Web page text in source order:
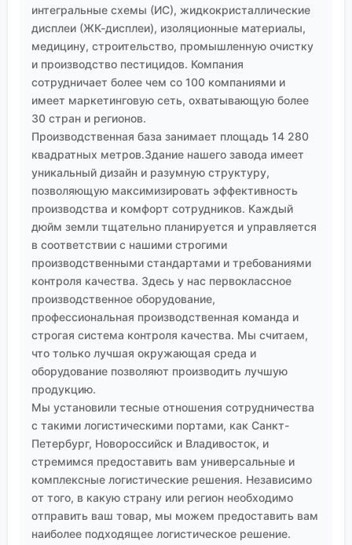
интегральные схемы (ИС), жидкокристаллические
дисплеи (ЖК-дисплеи), изоляционные материалы,
медицину, строительство, промышленную очистку
и производство пестицидов. Компания
сотрудничает более чем со 100 компаниями и
имеет маркетинговую сеть, охватывающую более
30 стран и регионов.
Производственная база занимает площадь 14 280
квадратных метров.Здание нашего завода имеет
уникальный дизайн и разумную структуру,
позволяющую максимизировать эффективность
производства и комфорт сотрудников. Каждый
дюйм земли тщательно планируется и управляется
в соответствии с нашими строгими
производственными стандартами и требованиями
контроля качества. Здесь у нас первоклассное
производственное оборудование,
профессиональная производственная команда и
строгая система контроля качества. Мы считаем,
что только лучшая окружающая среда и
оборудование позволяют производить лучшую
продукцию.
Мы установили тесные отношения сотрудничества
с такими логистическими портами, как Санкт-
Петербург, Новороссийск и Владивосток, и
стремимся предоставить вам универсальные и
комплексные логистические решения. Независимо
от того, в какую страну или регион необходимо
отправить ваш товар, мы можем предоставить вам
наиболее подходящее логистическое решение.